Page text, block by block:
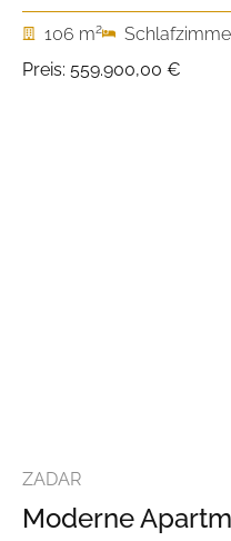
106 m2
Preis: 559.900,00 €
ZADAR
Moderne